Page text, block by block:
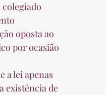
oposta ao
por ocasião
existência de